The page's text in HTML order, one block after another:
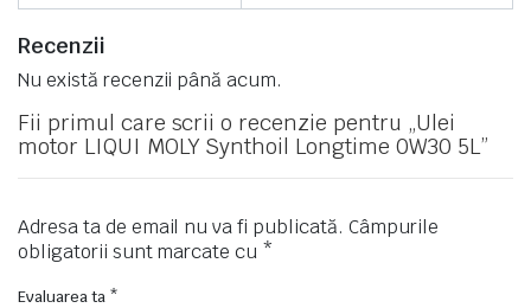
Recenzii
Nu există recenzii până acum.
Fii primul care scrii o recenzie pentru „Ulei
motor LIQUI MOLY Synthoil Longtime 0W30 5L”
Adresa ta de email nu va fi publicată. Câmpurile
obligatorii sunt marcate cu *
Evaluarea ta *